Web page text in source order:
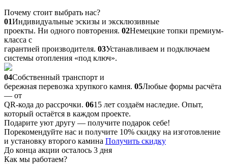
Почему стоит выбрать нас?
01Индивидуальные эскизы и эксклюзивные
проекты. Ни одного повторения. 02Немецкие топки премиум-
класса с
гарантией производителя. 03Устанавливаем и подключаем
системы отопления «под ключ».
04Собственный транспорт и
бережная перевозка хрупкого камня. 05Любые формы расчёта
— от
QR-кода до рассрочки. 0615 лет создаём наследие. Опыт,
который остаётся в каждом проекте.
Подарите уют другу — получите подарок себе!
Порекомендуйте нас и получите 10% скидку на изготовление
и установку второго камина Получить скидку
До конца акции осталось 3 дня
Как мы работаем?